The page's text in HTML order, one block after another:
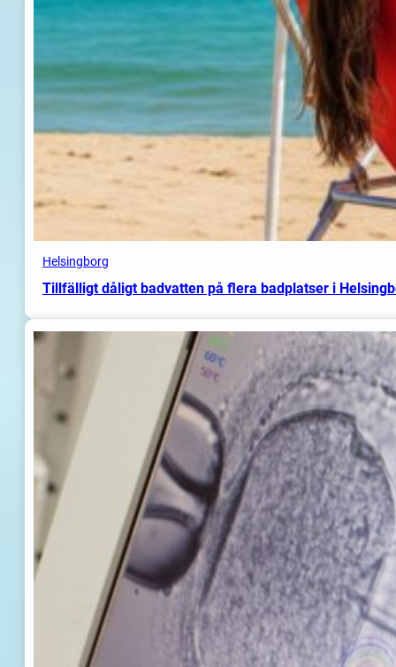
Helsingborg
Tillfälligt dåligt badvatten på flera badplatser i